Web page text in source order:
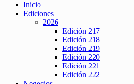
Inicio
Ediciones
2026
Edición 217
Edición 218
Edición 219
Edición 220
Edición 221
Edición 222